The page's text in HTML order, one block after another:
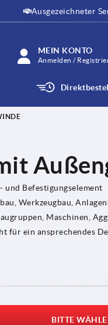
Ausgezeichneter
MEIN KONTO
Anmelden /
und Befestigungselement
Werkzeugbau,
Maschinen,
für ein ansprechendes
BITTE